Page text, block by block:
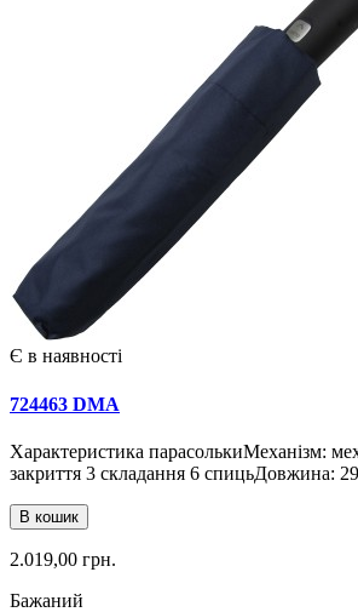
Є в наявності
724463 DMA
Характеристика парасолькиМеханізм:
закриття 3 складання 6 спицьДовжина:
В кошик
2.019,00 грн.
Бажаний